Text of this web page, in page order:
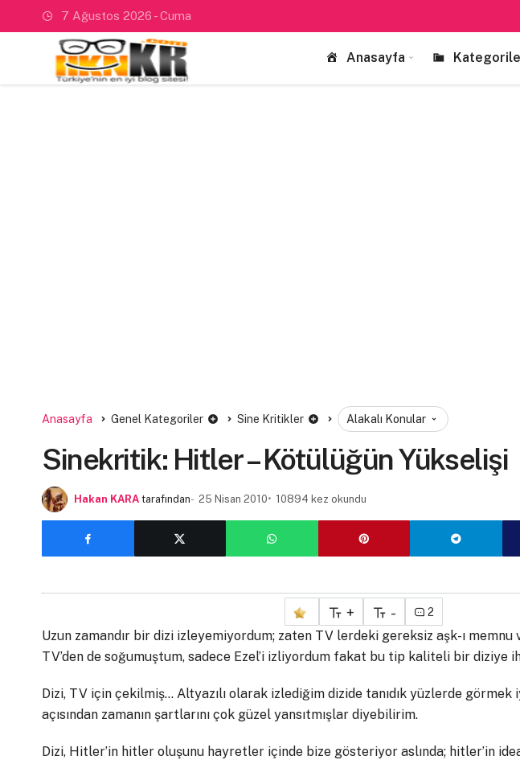
7 Ağustos 2026 - Cuma
Anasayfa
Anasayfa Genel Kategoriler Sine Kritikler Alakalı Konular
Sinekritik: Hitler – Kötülüğün Yükselişi
Hakan KARA tarafından 25 Nisan 2010 10894 kez okundu
+ - 2
Uzun zamandır bir dizi izleyemiyordum; zaten TV lerdeki gereksiz aşk-ı
TV’den de soğumuştum, sadece Ezel’i izliyordum fakat bu tip kaliteli bir diziye
Dizi, TV için çekilmiş… Altyazılı olarak izlediğim dizide tanıdık yüzlerde
açısından zamanın şartlarını çok güzel yansıtmışlar diyebilirim.
Dizi, Hitler’in hitler oluşunu hayretler içinde bize gösteriyor aslında; hitler’in